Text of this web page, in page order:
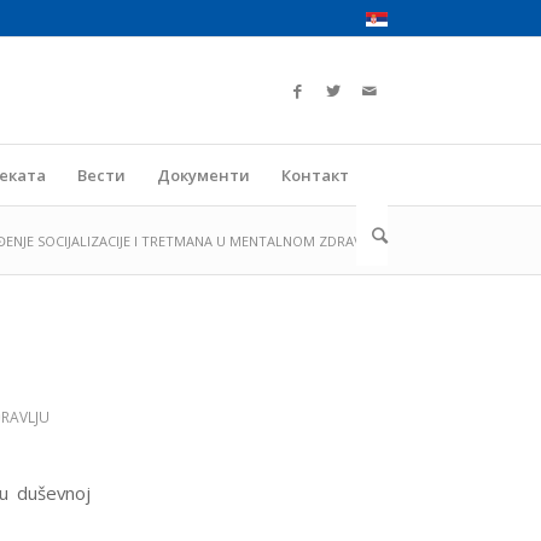
Вести Документи Контакт
SOCIJALIZACIJE I TRETMANA U MENTALNOM ZDRAVLJ...
duševnoj